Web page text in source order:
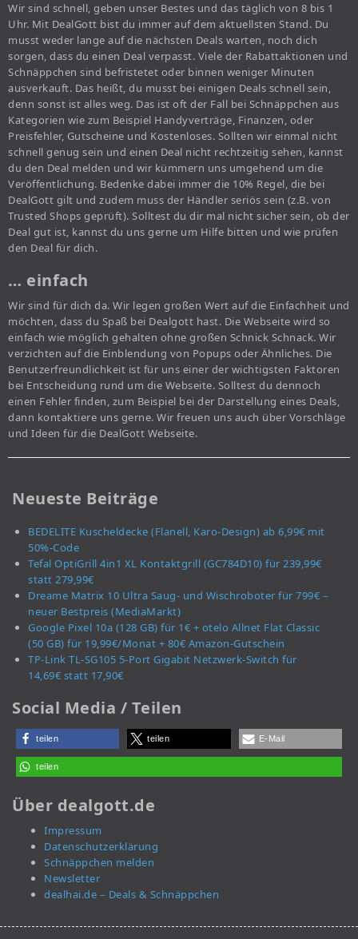
Wir sind schnell, geben unser Bestes und das täglich von 8 bis 1
Uhr. Mit DealGott bist du immer auf dem aktuellsten Stand. Du
musst weder lange auf die nächsten Deals warten, noch dich
sorgen, dass du einen Deal verpasst. Viele der Rabattaktionen und
Schnäppchen sind befristetet oder binnen weniger Minuten
ausverkauft. Das heißt, du musst bei einigen Deals schnell sein,
denn sonst ist alles weg. Das ist oft der Fall bei Schnäppchen aus
Kategorien wie zum Beispiel Handyverträge, Finanzen, oder
Preisfehler, Gutscheine und Kostenloses. Sollten wir einmal nicht
schnell genug sein und einen Deal nicht rechtzeitig sehen, kannst
du den Deal melden und wir kümmern uns umgehend um die
Veröffentlichung. Bedenke dabei immer die 10% Regel, die bei
DealGott gilt und zudem muss der Händler seriös sein (z.B. von
Trusted Shops geprüft). Solltest du dir mal nicht sicher sein, ob der
Deal gut ist, kannst du uns gerne um Hilfe bitten und wie prüfen
den Deal für dich.
… einfach
Wir sind für dich da. Wir legen großen Wert auf die Einfachheit und
möchten, dass du Spaß bei Dealgott hast. Die Webseite wird so
einfach wie möglich gehalten ohne großen Schnick Schnack. Wir
verzichten auf die Einblendung von Popups oder Ähnliches. Die
Benutzerfreundlichkeit ist für uns einer der wichtigsten Faktoren
bei Entscheidung rund um die Webseite. Solltest du dennoch
einen Fehler finden, zum Beispiel bei der Darstellung eines Deals,
dann kontaktiere uns gerne. Wir freuen uns auch über Vorschläge
und Ideen für die DealGott Webseite.
Neueste Beiträge
BEDELITE Kuscheldecke (Flanell, Karo-Design) ab 6,99€ mit
50%-Code
Tefal OptiGrill 4in1 XL Kontaktgrill (GC784D10) für 239,99€
statt 279,99€
Dreame Matrix 10 Ultra Saug- und Wischroboter für 799€ –
neuer Bestpreis (MediaMarkt)
Google Pixel 10a (128 GB) für 1€ + otelo Allnet Flat Classic
(50 GB) für 19,99€/Monat + 80€ Amazon-Gutschein
TP-Link TL-SG105 5-Port Gigabit Netzwerk-Switch für
14,69€ statt 17,90€
Social Media / Teilen
teilen teilen E-Mail
teilen
Über dealgott.de
Impressum
Datenschutzerklärung
Schnäppchen melden
Newsletter
dealhai.de – Deals & Schnäppchen